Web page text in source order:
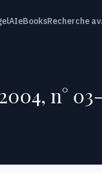
eBooksRecherche
n° 03-